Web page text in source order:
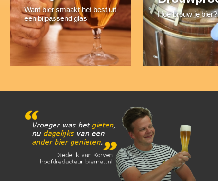
Want bier smaakt het best uit
een bijpassend glas
Hoe brouw je bier?